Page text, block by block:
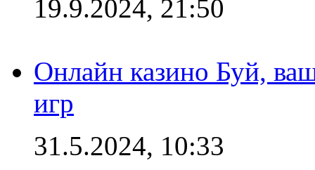
19.9.2024, 21:50
Онлайн казино Буй,
игр
31.5.2024, 10:33